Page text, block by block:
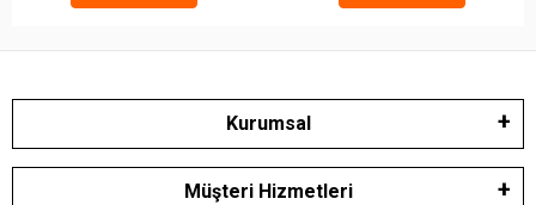
Kurumsal
Müşteri Hizmetleri